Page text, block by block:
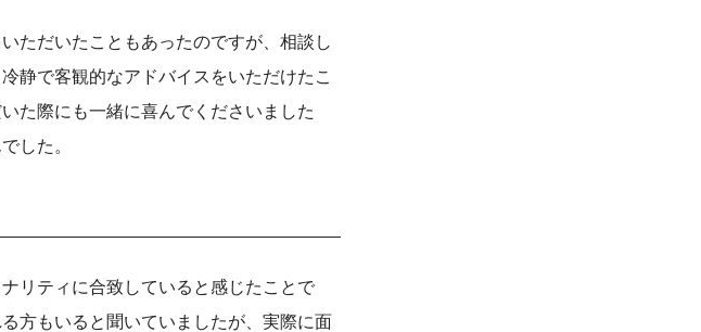
ただいたこともあったのですが、相談し
静で客観的なアドバイスをいただけたこ
た際にも一緒に喜んでくださいました
した。
リティに合致していると感じたことで
方もいると聞いていましたが、実際に面